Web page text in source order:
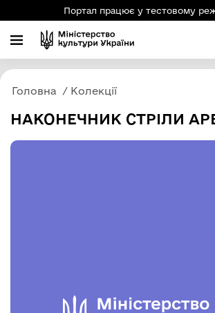
Портал працює у тестовому
Головна Колекції
НАКОНЕЧНИК СТРІЛИ